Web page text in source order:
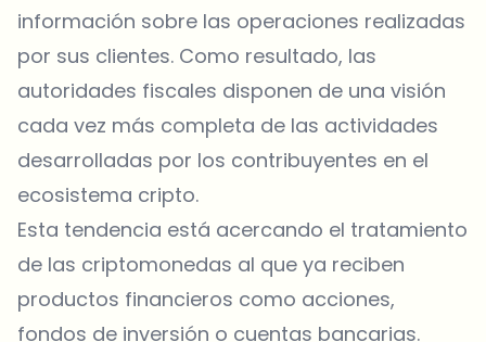
información sobre las operaciones realizadas
por sus clientes. Como resultado, las
autoridades fiscales disponen de una visión
cada vez más completa de las actividades
desarrolladas por los contribuyentes en el
ecosistema cripto.
Esta tendencia está acercando el tratamiento
de las criptomonedas al que ya reciben
productos financieros como acciones,
fondos de inversión o cuentas bancarias.